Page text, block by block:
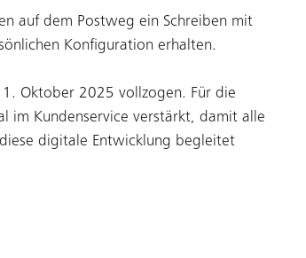
auf dem Postweg ein Schreiben mit
Konfiguration erhalten.
Oktober 2025 vollzogen. Für die
im Kundenservice verstärkt, damit alle
digitale Entwicklung begleitet